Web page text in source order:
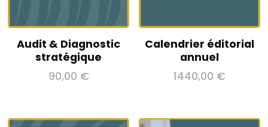
Audit & Diagnostic
stratégique
90,00 €
Calendrier éditorial
annuel
1440,00 €